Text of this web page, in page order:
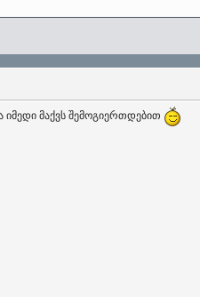
მაქვს შემოგიერთდებით